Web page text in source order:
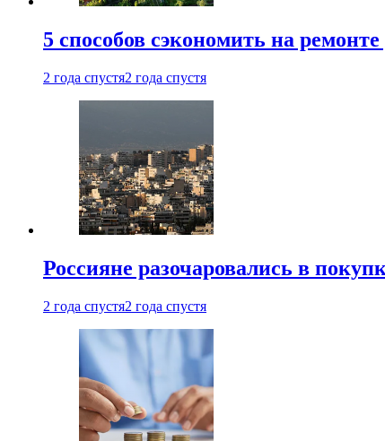
5 способов сэкономить на
2 года спустя2 года спустя
Россияне разочаровались в
2 года спустя2 года спустя